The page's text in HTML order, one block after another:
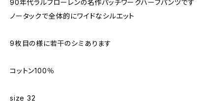
90年代ラルフローレンの名作パッチワークハーフパンツです
ノータックで全体的にワイドなシルエット
9枚目の様に若干のシミあります
コットン100％
size 32